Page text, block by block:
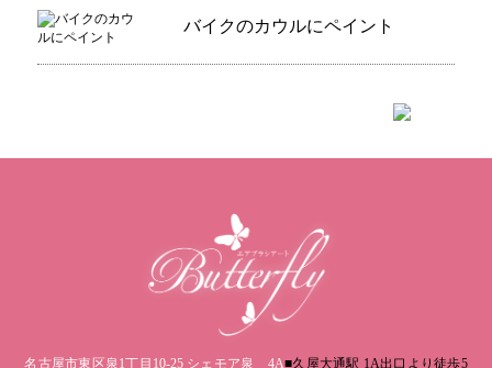
バイクのカウルにペイント
名古屋市東区泉1丁目10-25 シェモア泉 4A■久屋大通駅 1A出口より徒歩5